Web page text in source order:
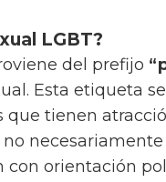
LGBT?
del prefijo
Esta etiqueta
que tienen
orientación